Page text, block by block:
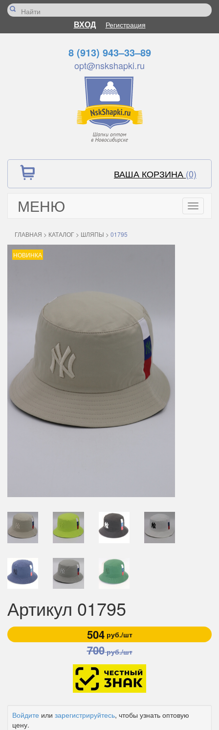
ВХОД Регистрация
8 (913) 943–33–89
opt@nskshapki.ru
ВАША КОРЗИНА (0)
МЕНЮ
Toggle
ГЛАВНАЯ > КАТАЛОГ > ШЛЯПЫ > 01795
НОВИНКА
Артикул 01795
504руб./шт
700руб./шт
Войдите или зарегистрируйтесь, чтобы узнать оптовую
цену.